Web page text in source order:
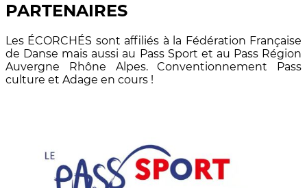
PARTENAIRES
Les ÉCORCHÉS sont affiliés à la Fédération Française
de Danse mais aussi au Pass Sport et au Pass Région
Auvergne Rhône Alpes. Conventionnement Pass
culture et Adage en cours !